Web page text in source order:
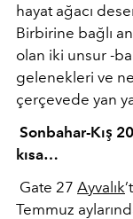
hayat ağacı
Birbirine bağlı
olan iki unsur -
gelenekleri ve
çerçevede yan
Sonbahar-Kış
kısa…
Gate 27 Ayvalık’
Temmuz